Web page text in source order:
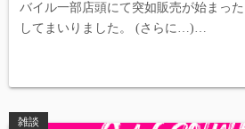
バイル一部店頭にて突如販売が始まった
してまいりました。 (さらに…)…
雑談